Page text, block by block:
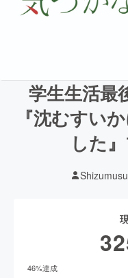
学生生活最
『沈むすい
した
46%達成